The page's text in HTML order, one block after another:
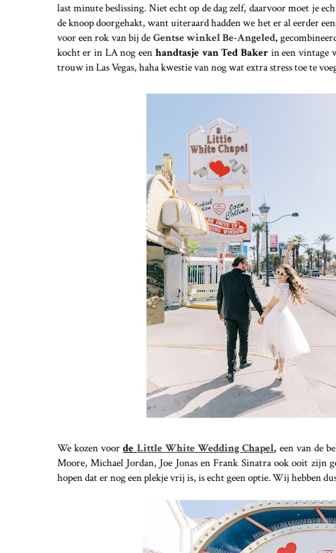
last minute beslissing. Niet echt op de dag zelf, daarvoor moet je
de knoop doorgehakt, want uiteraard hadden we het er al eerder
voor een rok van bij de Gentse winkel Be-Angeled,
kocht er in LA nog een handtasje van Ted Bakerin een vintage
trouw in Las Vegas, haha kwestie van nog wat extra stress toe te
We kozen voorde Little White Wedding Chapel, een van de
Moore, Michael Jordan, Joe Jonas en Frank Sinatra ook ooit zijn
hopen dat er nog een plekje vrij is, is echt geen optie. Wij hebben